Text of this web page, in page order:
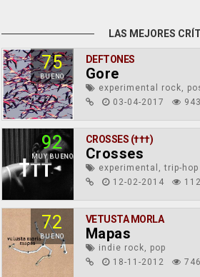
LAS MEJORES
75
BUENO
DEFTONES
Gore
experimental rock,
03-04-2017
943
92
MUY BUENO
CROSSES (†††)
Crosses
experimental, trip-hop
12-02-2014
72
BUENO
VETUSTA MORLA
Mapas
indie rock, pop
18-11-2012
746